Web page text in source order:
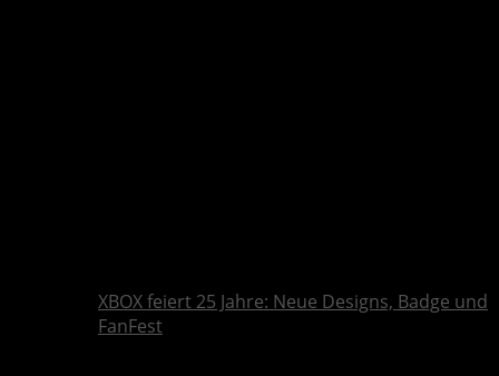
XBOX feiert 25 Jahre: Neue Designs, Badge und
FanFest